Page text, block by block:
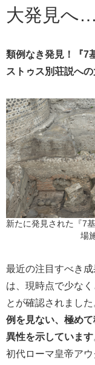
大発見へ…
類例なき発見！『7
ストゥス別荘説へ
新たに発見された『7
場
最近の注目すべき
は、現時点で少な
とが確認されました
例を見ない、極め
異性を示しています
初代ローマ皇帝ア